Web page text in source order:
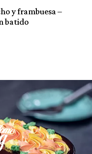
y frambuesa –
batido